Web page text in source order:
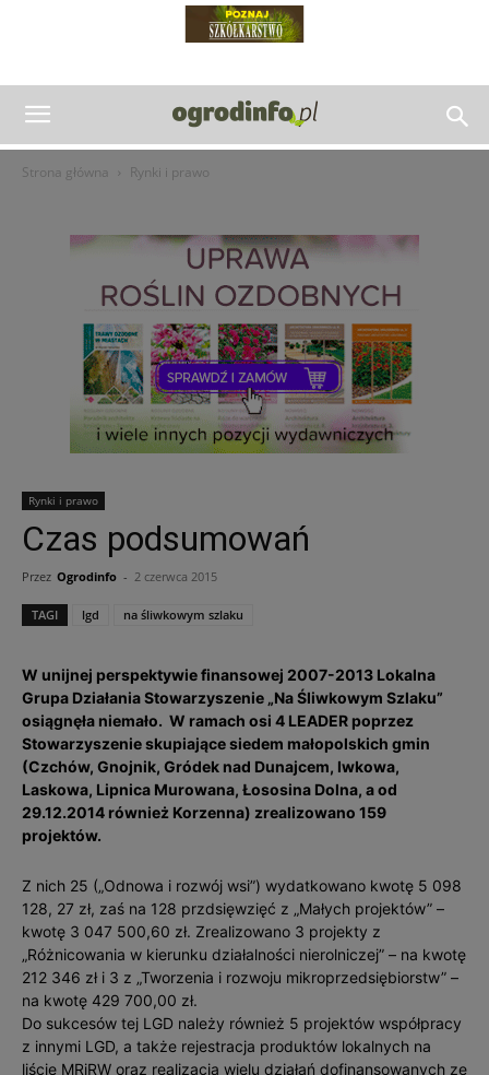
Strona główna Rynki i prawo
Rynki i prawo
Czas podsumowań
Przez Ogrodinfo - 2 czerwca 2015
TAGI lgd na śliwkowym szlaku
W unijnej perspektywie finansowej 2007-2013 Lokalna
Grupa Działania Stowarzyszenie „Na Śliwkowym Szlaku”
osiągnęła niemało. W ramach osi 4 LEADER poprzez
Stowarzyszenie skupiające siedem małopolskich gmin
(Czchów, Gnojnik, Gródek nad Dunajcem, Iwkowa,
Laskowa, Lipnica Murowana, Łososina Dolna, a od
29.12.2014 również Korzenna) zrealizowano 159
projektów.
Z nich 25 („Odnowa i rozwój wsi”) wydatkowano kwotę 5 098
128, 27 zł, zaś na 128 przdsięwzięć z „Małych projektów” –
kwotę 3 047 500,60 zł. Zrealizowano 3 projekty z
„Różnicowania w kierunku działalności nierolniczej” – na kwotę
212 346 zł i 3 z „Tworzenia i rozwoju mikroprzedsiębiorstw” –
na kwotę 429 700,00 zł.
Do sukcesów tej LGD należy również 5 projektów współpracy
z innymi LGD, a także rejestracja produktów lokalnych na
liście MRiRW oraz realizacja wielu działań dofinansowanych ze